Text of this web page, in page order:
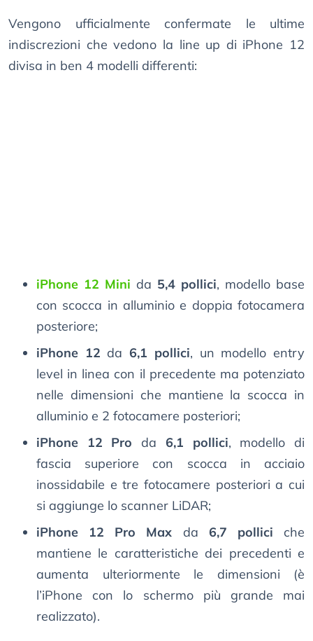
Vengono ufficialmente confermate le ultime
indiscrezioni che vedono la line up di iPhone 12
divisa in ben 4 modelli differenti:
iPhone 12 Mini da 5,4 pollici, modello base
con scocca in alluminio e doppia fotocamera
posteriore;
iPhone 12 da6,1 pollici, un modello entry
level in linea con il precedente ma potenziato
nelle dimensioni che mantiene la scocca in
alluminio e 2 fotocamere posteriori;
iPhone 12 Pro da 6,1 pollici, modello di
fascia superiore con scocca in acciaio
inossidabile e tre fotocamere posteriori a cui
si aggiunge lo scanner LiDAR;
iPhone 12 Pro Max da 6,7 pollici che
mantiene le caratteristiche dei precedenti e
aumenta ulteriormente le dimensioni (è
l’iPhone con lo schermo più grande mai
realizzato).